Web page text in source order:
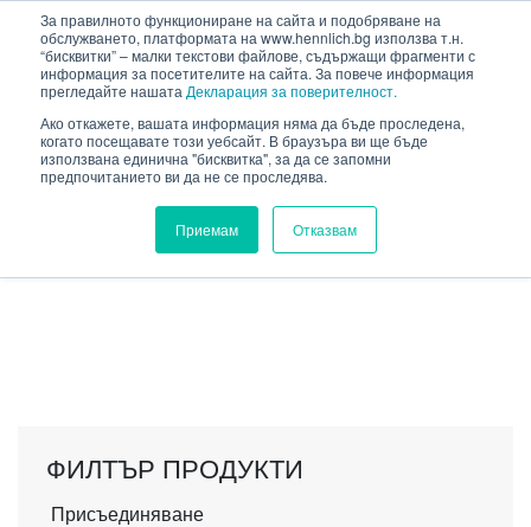
За правилното функциониране на сайта и подобряване на
обслужването, платформата на www.hennlich.bg използва т.н.
“бисквитки” – малки текстови файлове, съдържащи фрагменти с
информация за посетителите на сайта. За повече информация
прегледайте нашата Декларация за поверителност.
Ако откажете, вашата информация няма да бъде проследена,
когато посещавате този уебсайт. В браузъра ви ще бъде
използвана единична "бисквитка", за да се запомни
предпочитанието ви да не се проследява.
Приемам Отказвам
съдържание
HENNLICH.BG
ПРОДУКТИ
СМАЗОЧНИ СИСТЕМИ
СМАЗОЧНА ТЕХНИКА
КАПКОВИ ДОЗАТОРИ
КАПКОВИ ДОЗАТОРИ
ФИЛТЪР ПРОДУКТИ
Присъединяване